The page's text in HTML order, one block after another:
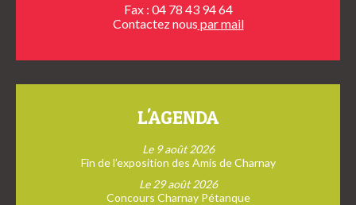
Fax : 04 78 43 94 64
Contactez nous par mail
L'AGENDA
Le 9 août 2026
Fin de l’exposition des Amis de Charnay
Le 29 août 2026
Concours Charnay Pétanque